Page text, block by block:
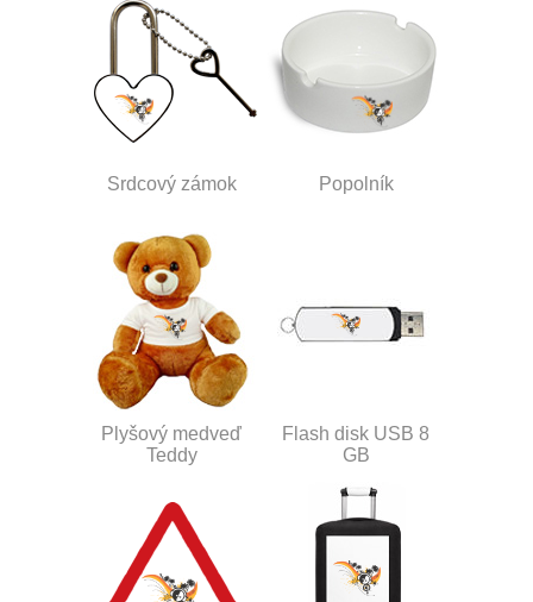
Srdcový zámok Popolník
Plyšový medveď
Teddy
Flash disk USB 8
GB